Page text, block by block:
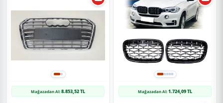
Mağazadan Al:8.853,52 TL Mağazadan Al:1.724,09 TL